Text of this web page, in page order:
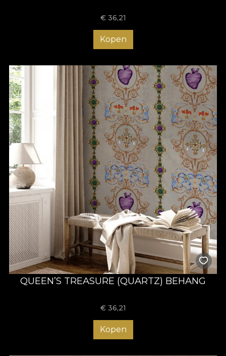
€ 36,21
Kopen
QUEEN’S TREASURE (QUARTZ) BEHANG
€ 36,21
Kopen